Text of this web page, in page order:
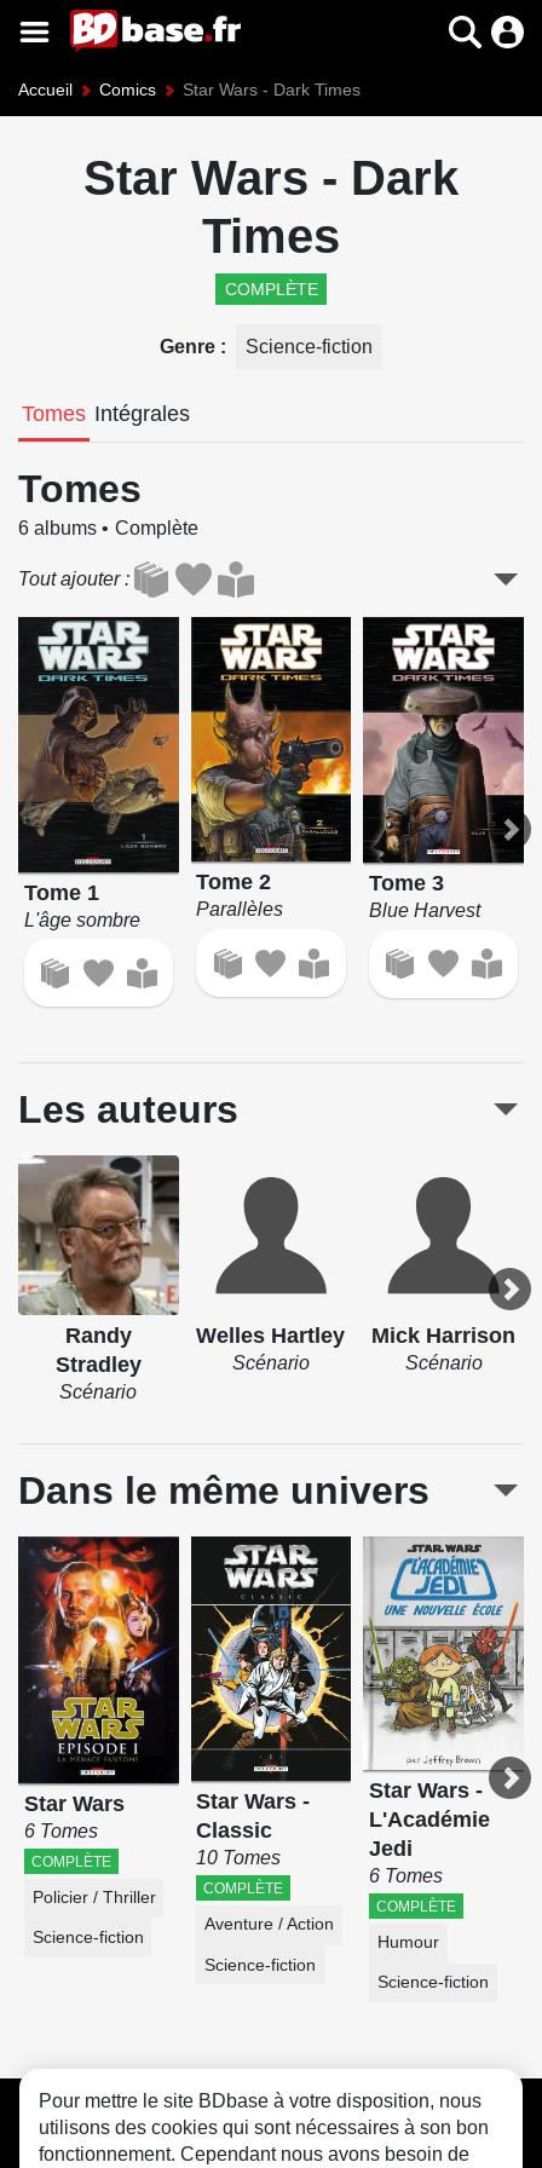
Accueil Comics Star Wars - Dark Times
Star Wars - Dark
Times
COMPLÈTE
Genre Science-fiction
Tomes Intégrales
Tomes
6 albums Complète
Tout ajouter
Tome 1
L'âge sombre
Tome 2
Parallèles
Tome 3
Blue Harvest
Les auteurs
Randy
Stradley
Scénario
Welles Hartley
Scénario
Mick Harrison
Scénario
Dans le même univers
Star Wars
6 Tomes
COMPLÈTE
Policier / Thriller
Science-fiction
Star Wars -
Classic
10 Tomes
COMPLÈTE
Aventure / Action
Science-fiction
Star Wars -
L'Académie
Jedi
6 Tomes
COMPLÈTE
Humour
Science-fiction
CGU FAQ Contact Cookies
Pour mettre le site BDbase à votre disposition, nous
utilisons des cookies qui sont nécessaires à son bon
fonctionnement. Cependant nous avons besoin de